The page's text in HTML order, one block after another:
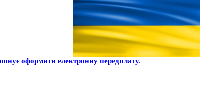
оформити електронну передплату.